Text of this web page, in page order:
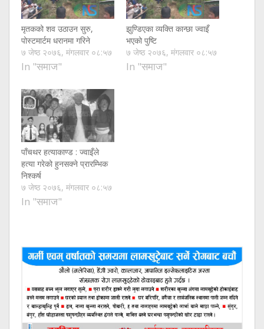
मृतकको शव उठाउन सुरु,
पोस्टमार्टम धरानमा गरिने
७ जेष्ठ २०७६, मंगलवार ०८:५७
In "समाज"
झुण्डिएका व्यक्ति कान्छा ज्वाइँ
भएको पुष्टि
७ जेष्ठ २०७६, मंगलवार ०८:५७
In "समाज"
पाँचथर हत्याकाण्ड : ज्वाइँले
हत्या गरेको हुनसक्ने प्रारम्भिक
निश्कर्ष
७ जेष्ठ २०७६, मंगलवार ०८:५७
In "समाज"